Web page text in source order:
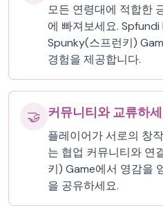
모든 연령대에 적합한
에 빠져보세요.
Spunky(스프런키)
경험을 제공합니다.
🤝 커뮤니티와 교류하
플레이어가 서로의 창
는 협업 커뮤니티와 연
키) Game에서 영감을
을 공유하세요.